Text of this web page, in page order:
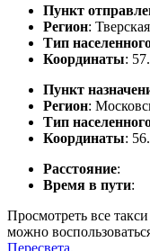
Пункт
Регион:
Тип
Координаты:
Пункт
Регион:
Тип
Координаты:
Расстояние:
Время в пути:
Просмотреть все такси
можно
Пересвета.